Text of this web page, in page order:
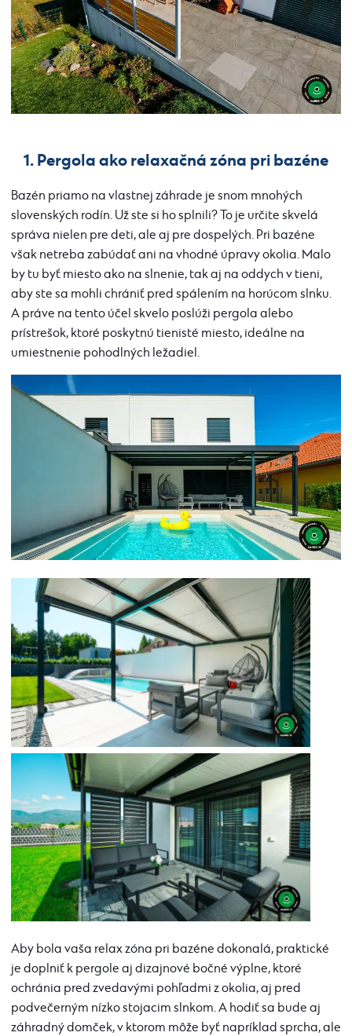
1. Pergola ako relaxačná zóna pri bazéne
Bazén priamo na vlastnej záhrade je snom mnohých
slovenských rodín. Už ste si ho splnili? To je určite skvelá
správa nielen pre deti, ale aj pre dospelých. Pri bazéne
však netreba zabúdať ani na vhodné úpravy okolia. Malo
by tu byť miesto ako na slnenie, tak aj na oddych v tieni,
aby ste sa mohli chrániť pred spálením na horúcom slnku.
A práve na tento účel skvelo poslúži pergola alebo
prístrešok, ktoré poskytnú tienisté miesto, ideálne na
umiestnenie pohodlných ležadiel.
Aby bola vaša relax zóna pri bazéne dokonalá, praktické
je doplniť k pergole aj dizajnové bočné výplne, ktoré
ochránia pred zvedavými pohľadmi z okolia, aj pred
podvečerným nízko stojacim slnkom. A hodiť sa bude aj
záhradný domček, v ktorom môže byť napríklad sprcha, ale